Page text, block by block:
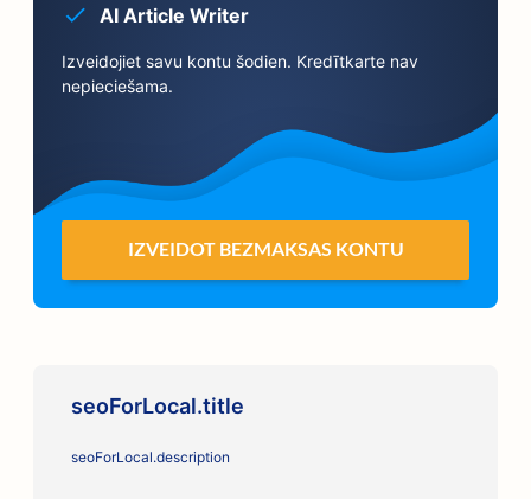
AI Article Writer
Izveidojiet savu kontu šodien. Kredītkarte nav
nepieciešama.
IZVEIDOT BEZMAKSAS KONTU
seoForLocal.title
seoForLocal.description